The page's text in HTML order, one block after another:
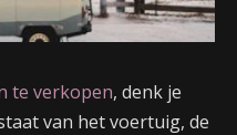
te verkopen, denk je
van het voertuig, de